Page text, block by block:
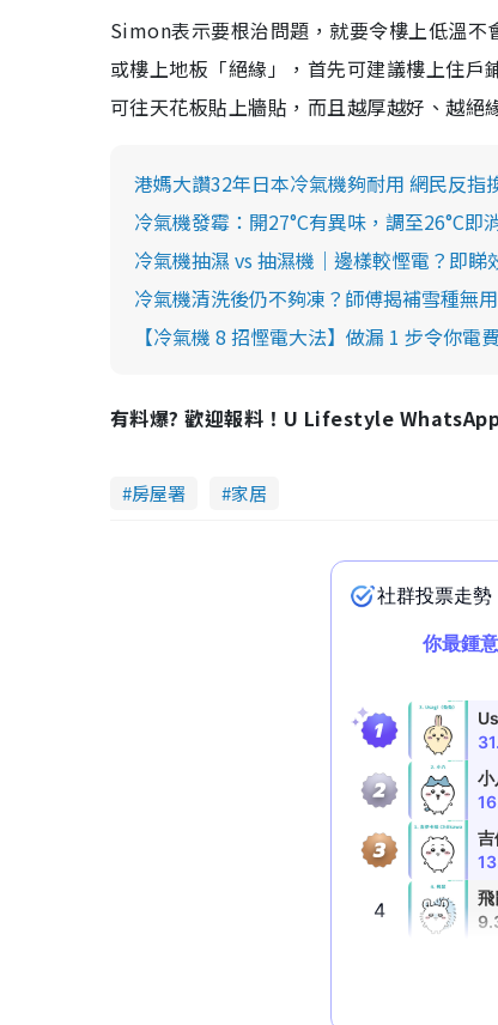
Simon表示要根治問題，就要令樓上低溫
或樓上地板「絕緣」，首先可建議樓上住
可往天花板貼上牆貼，而且越厚越好、越絕
港媽大讚32年日本冷氣機夠耐用 網民反指
冷氣機發霉：開27°C有異味，調至26°C
冷氣機抽濕 vs 抽濕機｜邊樣較慳電？即
冷氣機清洗後仍不夠凍？師傅揭補雪種無
【冷氣機 8 招慳電大法】做漏 1 步令你電
有料爆? 歡迎報料！U Lifestyle
房屋署 家居